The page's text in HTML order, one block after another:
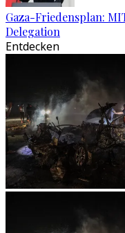
Gaza-Friedensplan:
Delegation
Entdecken